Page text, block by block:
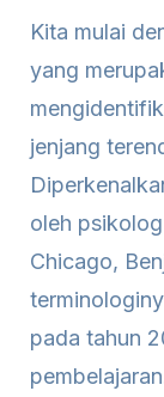
Kita mulai
yang
jenjang
oleh
Chicago,
pada tahun